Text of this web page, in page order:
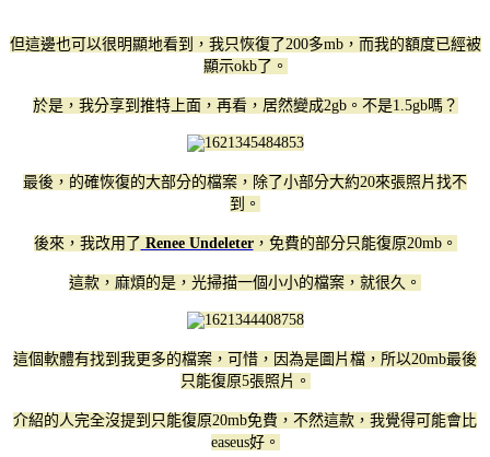
但這邊也可以很明顯地看到，我只恢復了200多mb，而我的額度已經被
顯示okb了。
於是，我分享到推特上面，再看，居然變成2gb。不是1.5gb嗎？
最後，的確恢復的大部分的檔案，除了小部分大約20來張照片找不
到。
後來，我改用了 Renee Undeleter，免費的部分只能復原20mb。
這款，麻煩的是，光掃描一個小小的檔案，就很久。
這個軟體有找到我更多的檔案，可惜，因為是圖片檔，所以20mb最後
只能復原5張照片。
介紹的人完全沒提到只能復原20mb免費，不然這款，我覺得可能會比
easeus好。